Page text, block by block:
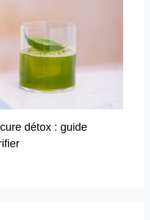
détox : guide